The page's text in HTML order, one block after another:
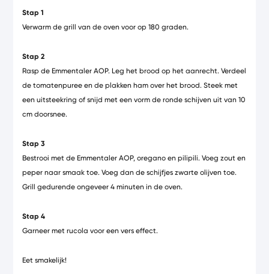
Stap 1
Verwarm de grill van de oven voor op 180 graden.
Stap 2
Rasp de Emmentaler AOP. Leg het brood op het aanrecht. Verdeel
de tomatenpuree en de plakken ham over het brood. Steek met
een uitsteekring of snijd met een vorm de ronde schijven uit van 10
cm doorsnee.
Stap 3
Bestrooi met de Emmentaler AOP, oregano en pilipili. Voeg zout en
peper naar smaak toe. Voeg dan de schijfjes zwarte olijven toe.
Grill gedurende ongeveer 4 minuten in de oven.
Stap 4
Garneer met rucola voor een vers effect.
Eet smakelijk!